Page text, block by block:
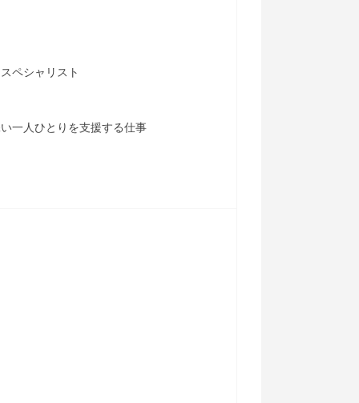
ペシャリスト
一人ひとりを支援する仕事